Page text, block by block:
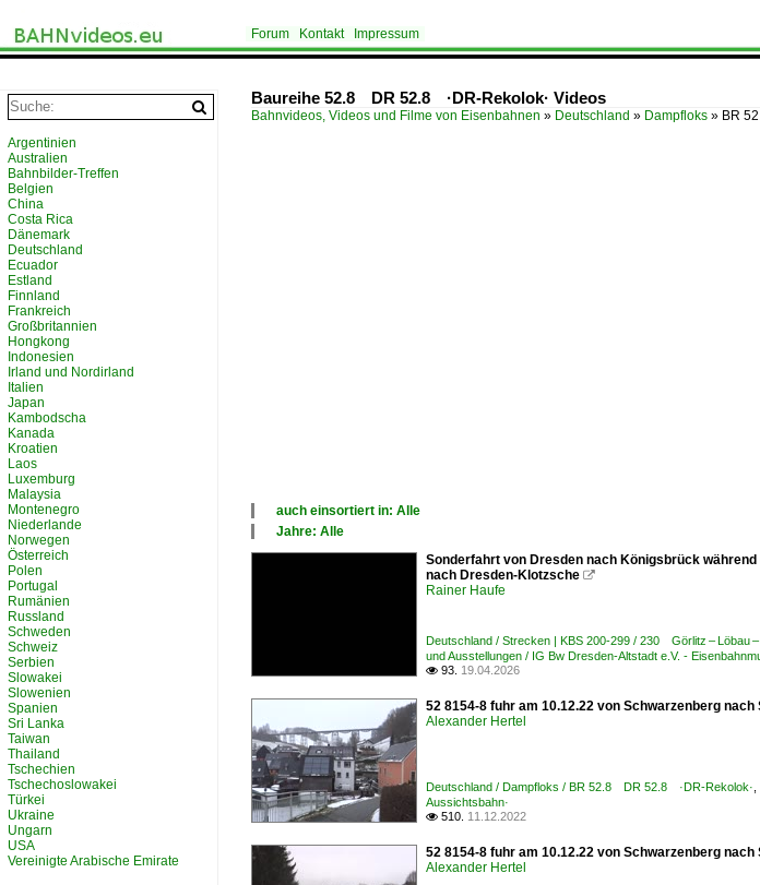
Forum Kontakt Impressum
Baureihe 52.8 DR 52.8 ·DR-Rekolok· Videos
Bahnvideos, Videos und Filme von Eisenbahnen » Deutschland » Dampfloks » BR
auch einsortiert in: Alle
Jahre: Alle
Sonderfahrt von Dresden nach Königsbrück
nach Dresden-Klotzsche 
Rainer Haufe
Deutschland / Strecken | KBS 200-299 / 230 Görlitz – Löbau
und Ausstellungen / IG Bw Dresden-Altstadt e.V. -
 93. 19.04.2026
52 8154-8 fuhr am 10.12.22 von Schwarzenberg
Alexander Hertel
Deutschland / Dampfloks / BR 52.8 DR 52.8 ·DR-Rekolok·
Aussichtsbahn·
 510. 11.12.2022
52 8154-8 fuhr am 10.12.22 von Schwarzenberg
Alexander Hertel
Argentinien
Australien
Bahnbilder-Treffen
Belgien
China
Costa Rica
Dänemark
Deutschland
Ecuador
Estland
Finnland
Frankreich
Großbritannien
Hongkong
Indonesien
Irland und Nordirland
Italien
Japan
Kambodscha
Kanada
Kroatien
Laos
Luxemburg
Malaysia
Montenegro
Niederlande
Norwegen
Österreich
Polen
Portugal
Rumänien
Russland
Schweden
Schweiz
Serbien
Slowakei
Slowenien
Spanien
Sri Lanka
Taiwan
Thailand
Tschechien
Tschechoslowakei
Türkei
Ukraine
Ungarn
USA
Vereinigte Arabische Emirate